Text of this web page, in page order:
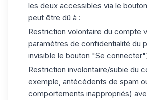
les deux accessibles via le
peut être dû à :
Restriction volontaire du compte
paramètres de confidentialité du
invisible le bouton "Se
Restriction involontaire/subie du
exemple, antécédents de spam
comportements inappropriés)